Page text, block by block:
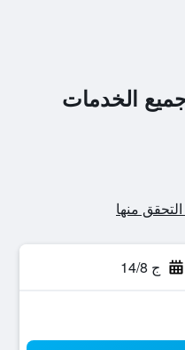
الخدمات
ج 14/8